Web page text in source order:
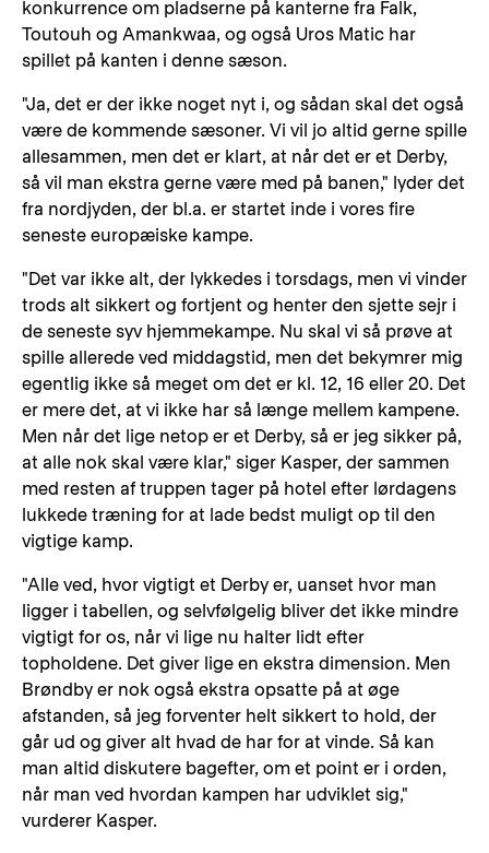
konkurrence om pladserne på kanterne fra Falk,
Toutouh og Amankwaa, og også Uros Matic har
spillet på kanten i denne sæson.
"Ja, det er der ikke noget nyt i, og sådan skal det også
være de kommende sæsoner. Vi vil jo altid gerne spille
allesammen, men det er klart, at når det er et Derby,
så vil man ekstra gerne være med på banen," lyder det
fra nordjyden, der bl.a. er startet inde i vores fire
seneste europæiske kampe.
"Det var ikke alt, der lykkedes i torsdags, men vi vinder
trods alt sikkert og fortjent og henter den sjette sejr i
de seneste syv hjemmekampe. Nu skal vi så prøve at
spille allerede ved middagstid, men det bekymrer mig
egentlig ikke så meget om det er kl. 12, 16 eller 20. Det
er mere det, at vi ikke har så længe mellem kampene.
Men når det lige netop er et Derby, så er jeg sikker på,
at alle nok skal være klar," siger Kasper, der sammen
med resten af truppen tager på hotel efter lørdagens
lukkede træning for at lade bedst muligt op til den
vigtige kamp.
"Alle ved, hvor vigtigt et Derby er, uanset hvor man
ligger i tabellen, og selvfølgelig bliver det ikke mindre
vigtigt for os, når vi lige nu halter lidt efter
topholdene. Det giver lige en ekstra dimension. Men
Brøndby er nok også ekstra opsatte på at øge
afstanden, så jeg forventer helt sikkert to hold, der
går ud og giver alt hvad de har for at vinde. Så kan
man altid diskutere bagefter, om et point er i orden,
når man ved hvordan kampen har udviklet sig,"
vurderer Kasper.